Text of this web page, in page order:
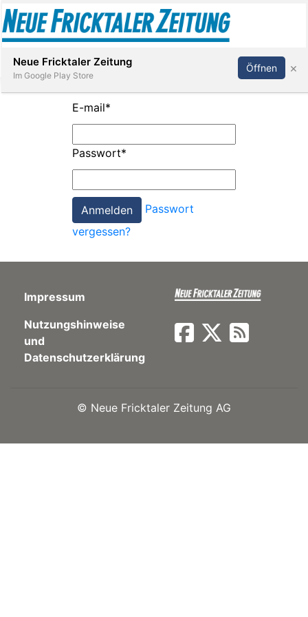
Paper
App
Abonnieren Anmelden
E-mail*
Passwort*
Passwort
vergessen?
Impressum
Nutzungshinweise
und
Datenschutzerklärung
© Neue Fricktaler Zeitung AG
Neue Fricktaler Zeitung
Im Google Play Store
Öffnen ×